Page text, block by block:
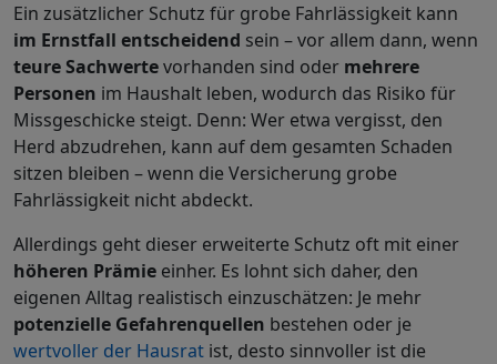
Ein zusätzlicher Schutz für grobe Fahrlässigkeit kann
im Ernstfall entscheidend sein – vor allem dann, wenn
teure Sachwertevorhanden sind oder mehrere
Personen im Haushalt leben, wodurch das Risiko für
Missgeschicke steigt. Denn: Wer etwa vergisst, den
Herd abzudrehen, kann auf dem gesamten Schaden
sitzen bleiben – wenn die Versicherung grobe
Fahrlässigkeit nicht abdeckt.
Allerdings geht dieser erweiterte Schutz oft mit einer
höheren Prämie einher. Es lohnt sich daher, den
eigenen Alltag realistisch einzuschätzen: Je mehr
potenzielle Gefahrenquellen bestehen oder je
wertvoller der Hausrat ist, desto sinnvoller ist die